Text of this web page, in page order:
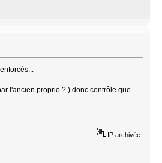
l'ancien proprio ? ) donc contrôle que
IP archivée